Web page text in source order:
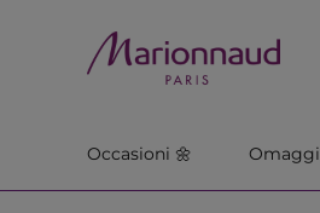
Occasioni 🌼 Omaggi